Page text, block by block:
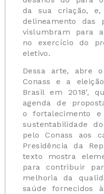
da sua criação,
delineamento das
vislumbram para
no exercício do
eletivo.
Dessa arte, abre
Conass e a
Brasil em 2018’,
agenda de
o fortalecimento
sustentabilidade
pelo Conass aos
Presidência da
texto mostra
para contribuir
melhoria da
saúde fornecidos